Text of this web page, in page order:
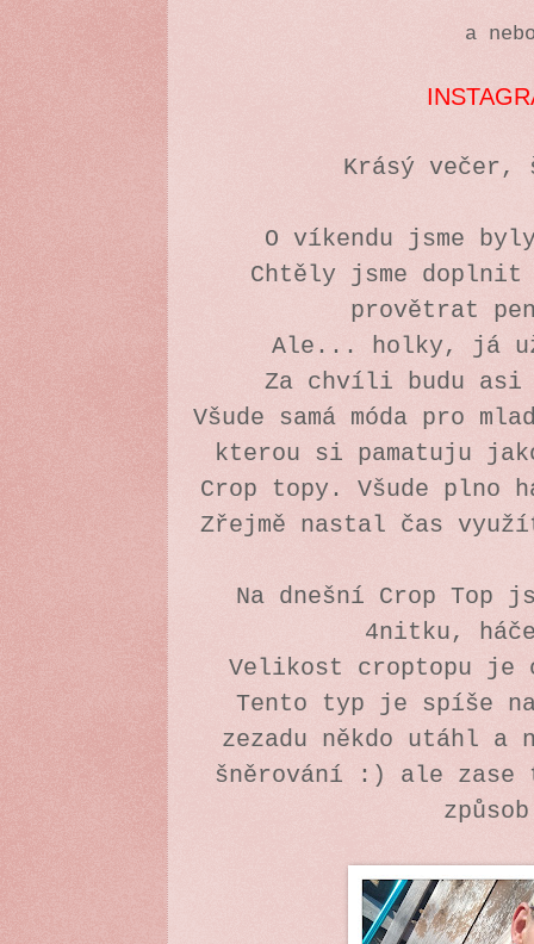
a
Krásý
O víkendu jsme
Chtěly jsme
provětrat
Ale... holky, já
Za chvíli budu asi
Všude samá móda pro
kterou si pamatuju
Crop topy. Všude plno
Zřejmě nastal čas
Na dnešní Crop Top
4nitku,
Velikost croptopu je
Tento typ je spíše
zezadu někdo utáhl a
šněrování :) ale zase